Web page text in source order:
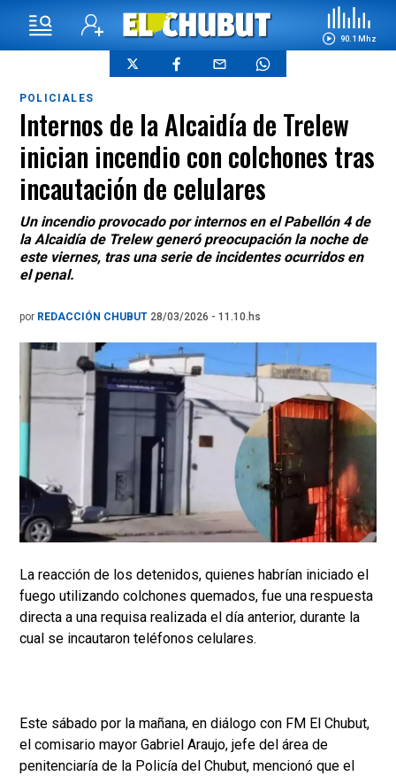
90.1 Mhz
POLICIALES
Internos de la Alcaidía de Trelew
inician incendio con colchones tras
incautación de celulares
Un incendio provocado por internos en el Pabellón 4 de
la Alcaidía de Trelew generó preocupación la noche de
este viernes, tras una serie de incidentes ocurridos en
el penal.
por REDACCIÓN CHUBUT 28/03/2026 - 11.10.hs
La reacción de los detenidos, quienes habrían iniciado el
fuego utilizando colchones quemados, fue una respuesta
directa a una requisa realizada el día anterior, durante la
cual se incautaron teléfonos celulares.
Este sábado por la mañana, en diálogo con FM El Chubut,
el comisario mayor Gabriel Araujo, jefe del área de
penitenciaría de la Policía del Chubut, mencionó que el